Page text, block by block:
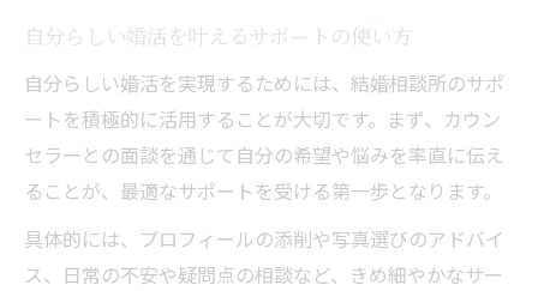
自分らしい婚活を叶えるサポートの使い方
自分らしい婚活を実現するためには、結婚相談所のサポ
ートを積極的に活用することが大切です。まず、カウン
セラーとの面談を通じて自分の希望や悩みを率直に伝え
ることが、最適なサポートを受ける第一歩となります。
具体的には、プロフィールの添削や写真選びのアドバイ
ス、日常の不安や疑問点の相談など、きめ細やかなサー